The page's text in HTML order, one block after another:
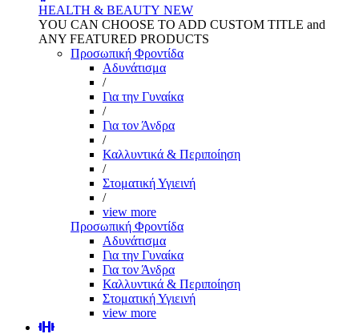
HEALTH & BEAUTY NEW
YOU CAN CHOOSE TO ADD CUSTOM TITLE and
ANY FEATURED PRODUCTS
Προσωπική Φροντίδα
Αδυνάτισμα
/
Για την Γυναίκα
/
Για τον Άνδρα
/
Καλλυντικά & Περιποίηση
/
Στοματική Υγιεινή
/
view more
Προσωπική Φροντίδα
Αδυνάτισμα
Για την Γυναίκα
Για τον Άνδρα
Καλλυντικά & Περιποίηση
Στοματική Υγιεινή
view more